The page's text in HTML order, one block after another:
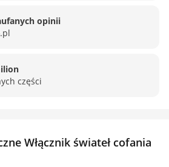
opinii
części
Włącznik świateł cofania